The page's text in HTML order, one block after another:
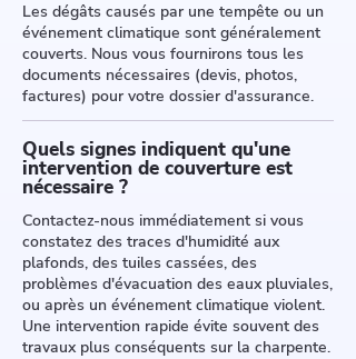
Les dégâts causés par une tempête ou un
événement climatique sont généralement
couverts. Nous vous fournirons tous les
documents nécessaires (devis, photos,
factures) pour votre dossier d'assurance.
Quels signes indiquent qu'une
intervention de couverture est
nécessaire ?
Contactez-nous immédiatement si vous
constatez des traces d'humidité aux
plafonds, des tuiles cassées, des
problèmes d'évacuation des eaux pluviales,
ou après un événement climatique violent.
Une intervention rapide évite souvent des
travaux plus conséquents sur la charpente.